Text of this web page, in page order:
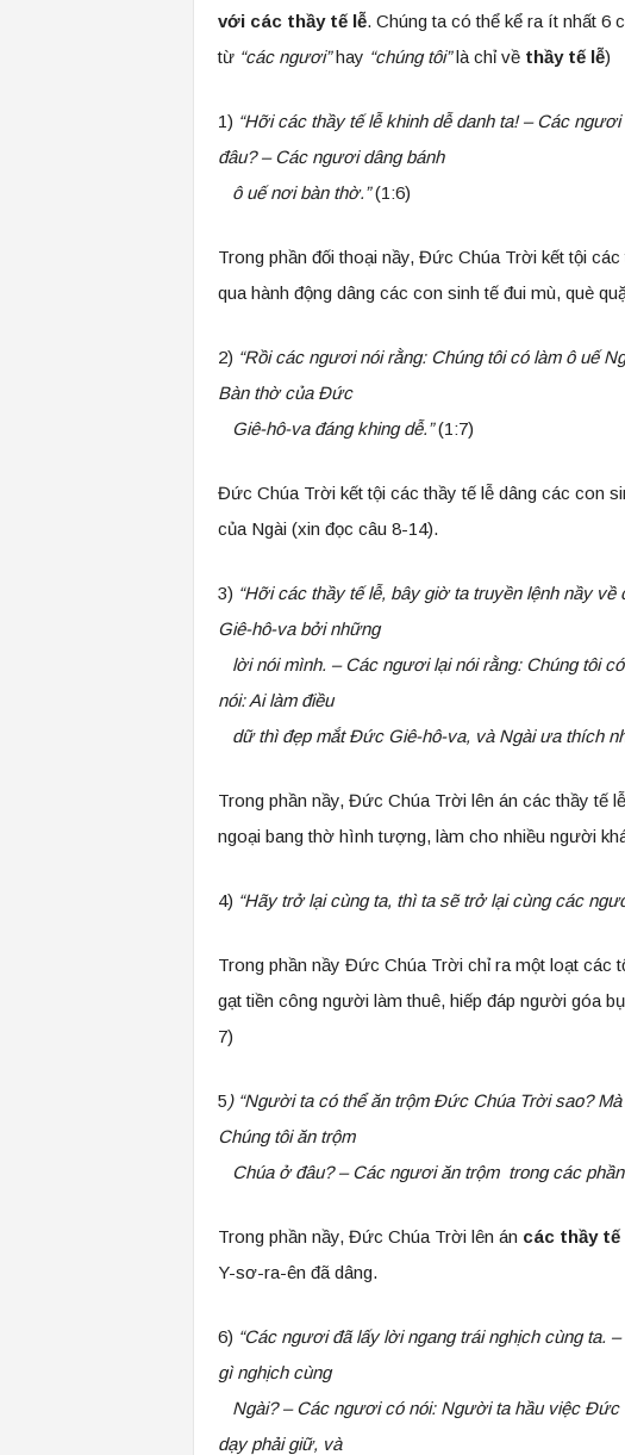
với các thầy tế lễ. Chúng ta có thể kể ra ít nhất 6
từ “các ngươi”hay “chúng tôi”là chỉ về thầy tế lễ)
1) “Hỡi các thầy tế lễ khinh dễ danh ta! – Các
đâu? – Các ngươi dâng bánh
ô uế nơi bàn thờ.”(1:6)
Trong phần đối thoại nầy, Đức Chúa Trời kết tội
qua hành động dâng các con sinh tế đui mù, què
2) “Rồi các ngươi nói rằng: Chúng tôi có làm ô uế
Bàn thờ của Đức
Giê-hô-va đáng khing dễ.”(1:7)
Đức Chúa Trời kết tội các thầy tế lễ dâng các con
của Ngài (xin đọc câu 8-14).
3) “Hỡi các thầy tế lễ, bây giờ ta truyền lệnh nầy
Giê-hô-va bởi những
lời nói mình. – Các ngươi lại nói rằng: Chúng tôi
nói: Ai làm điều
dữ thì đẹp mắt Đức Giê-hô-va, và Ngài ưa thích
Trong phần nầy, Đức Chúa Trời lên án các thầy tế
ngoại bang thờ hình tượng, làm cho nhiều người
4) “Hãy trở lại cùng ta, thì ta sẽ trở lại cùng các
Trong phần nầy Đức Chúa Trời chỉ ra một loạt các
gạt tiền công người làm thuê, hiếp đáp người góa
7)
5)“Người ta có thể ăn trộm Đức Chúa Trời sao?
Chúng tôi ăn trộm
Chúa ở đâu? – Các ngươi ăn trộm trong các
Trong phần nầy, Đức Chúa Trời lên án các thầy tế
Y-sơ-ra-ên đã dâng.
6) “Các ngươi đã lấy lời ngang trái nghịch cùng ta.
gì nghịch cùng
Ngài? – Các ngươi có nói: Người ta hầu việc Đức
dạy phải giữ, và